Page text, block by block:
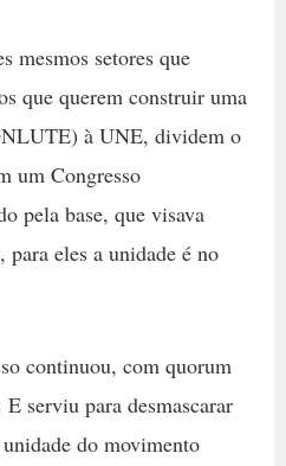
mesmos setores que
que querem construir uma
à UNE, dividem o
um Congresso
pela base, que visava
eles a unidade é no
continuou, com quorum
serviu para desmascarar
do movimento